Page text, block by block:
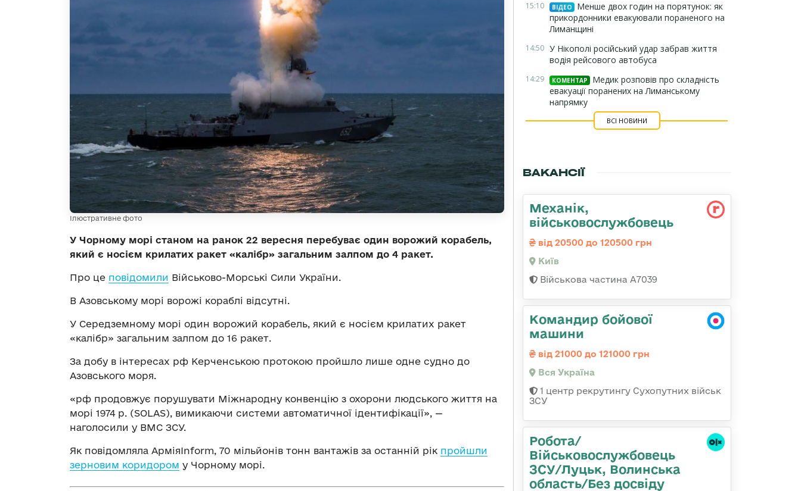
Ілюстративне фото
У Чорному морі станом на ранок 22 вересня перебуває один ворожий корабель,
який є носієм крилатих ракет «калібр» загальним залпом до 4 ракет.
Про це повідомили Військово-Морські Сили України.
В Азовському морі ворожі кораблі відсутні.
У Середземному морі один ворожий корабель, який є носієм крилатих ракет
«калібр» загальним залпом до 16 ракет.
За добу в інтересах рф Керченською протокою пройшло лише одне судно до
Азовського моря.
«рф продовжує порушувати Міжнародну конвенцію з охорони людського життя на
морі 1974 р. (SOLAS), вимикаючи системи автоматичної ідентифікації», —
наголосили у ВМС ЗСУ.
Як повідомляла АрміяInform, 70 мільйонів тонн вантажів за останній рік пройшли
зерновим коридором у Чорному морі.
15:10 ВІДЕО
Менше двох годин на порятунок: як
прикордонники евакуювали пораненого на
Лиманщині
14:50 У Нікополі російський удар забрав життя
водія рейсового автобуса
14:29 КОМЕНТАР
Медик розповів про складність
евакуації поранених на Лиманському
напрямку
ВСІ НОВИНИ
ВАКАНСІЇ
Механік,
військовослужбовець
від 20500 до 120500 грн
Київ
Військова частина А7039
Командир бойової
машини
від 21000 до 121000 грн
Вся Україна
1 центр рекрутингу Сухопутних військ
ЗСУ
Робота/
Військовослужбовець
ЗСУ/Луцьк, Волинська
область/Без досвіду